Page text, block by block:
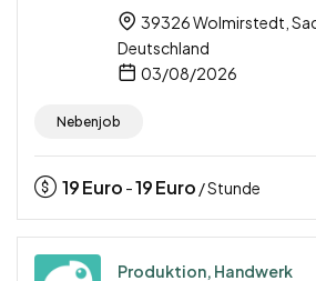
39326 Wolmirstedt,
Deutschland
03/08/2026
Nebenjob
19Euro -19Euro / Stunde
Produktion, Handwerk